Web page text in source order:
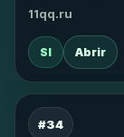
11qq.ru
SI Abrir
#34